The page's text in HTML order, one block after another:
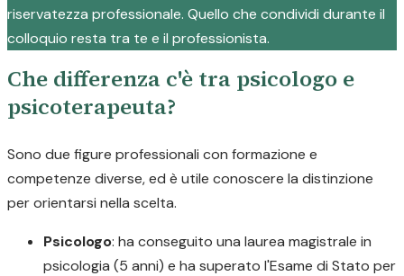
riservatezza professionale. Quello che condividi durante il
colloquio resta tra te e il professionista.
Che differenza c'è tra psicologo e
psicoterapeuta?
Sono due figure professionali con formazione e
competenze diverse, ed è utile conoscere la distinzione
per orientarsi nella scelta.
Psicologo: ha conseguito una laurea magistrale in
psicologia (5 anni) e ha superato l'Esame di Stato per